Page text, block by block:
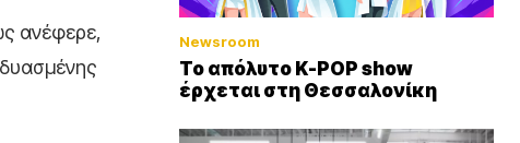
ανέφερε,
Newsroom
Το απόλυτο K-POP show
έρχεται στη Θεσσαλονίκη